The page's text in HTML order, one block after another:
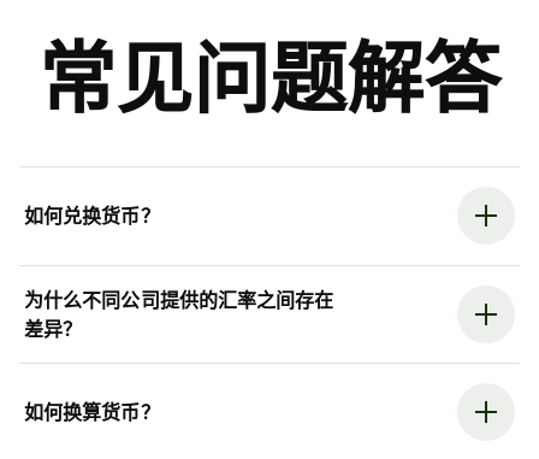
常见问题解答
如何兑换货币？
为什么不同公司提供的汇率之间存在
差异？
如何换算货币？